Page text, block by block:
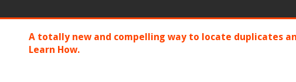
A totally new and compelling way to locate duplicates
Learn How.